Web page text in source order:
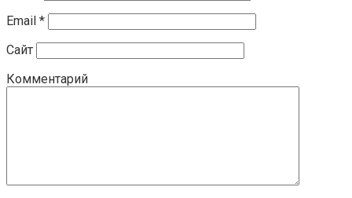
Email *
Сайт
Комментарий